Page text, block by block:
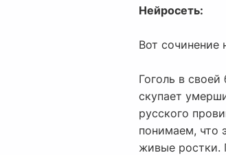
Нейросеть:
Вот сочинение
Гоголь в
скупает
русского
понимаем, что
живые ростки.